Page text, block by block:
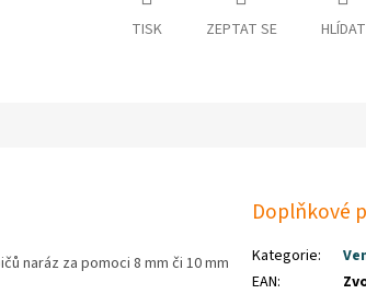
TISK ZEPTAT SE HLÍDAT
naráz za pomoci 8 mm či 10 mm
Doplňkové
Kategorie:
EAN: